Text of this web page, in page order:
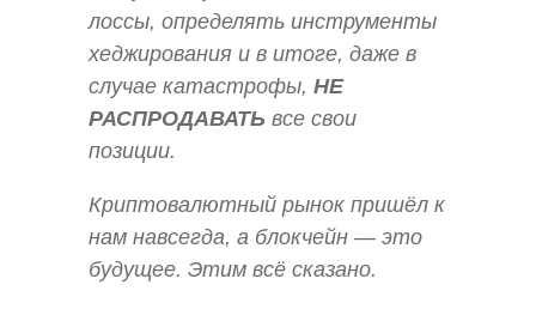
лоссы, определять инструменты
хеджирования и в итоге, даже в
случае катастрофы, НЕ
РАСПРОДАВАТЬ все свои
позиции.
Криптовалютный рынок пришёл к
нам навсегда, а блокчейн — это
будущее. Этим всё сказано.